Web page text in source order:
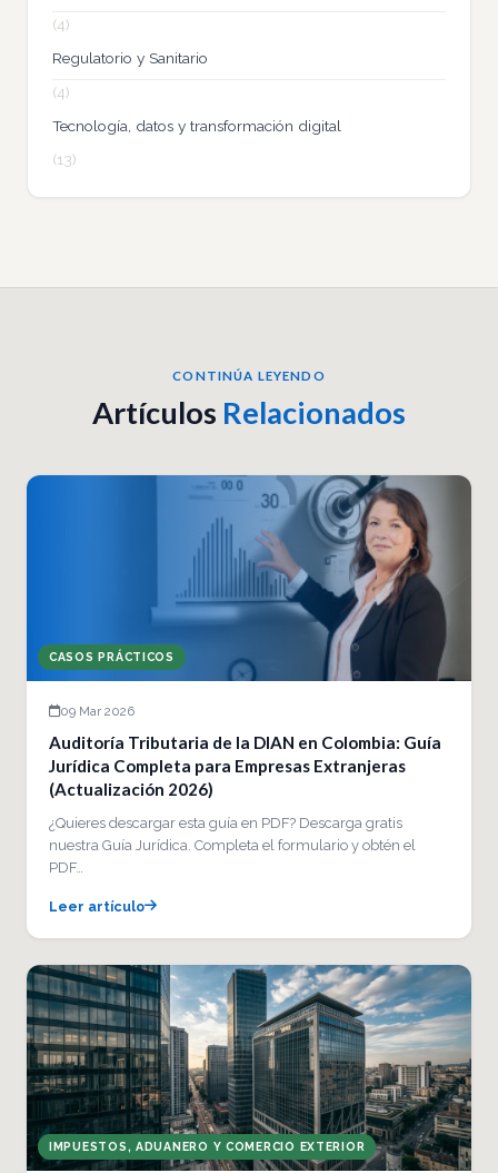
(4)
Regulatorio y Sanitario
(4)
Tecnología, datos y transformación digital
(13)
CONTINÚA LEYENDO
Artículos Relacionados
CASOS PRÁCTICOS
09 Mar 2026
Auditoría Tributaria de la DIAN en Colombia: Guía
Jurídica Completa para Empresas Extranjeras
(Actualización 2026)
¿Quieres descargar esta guía en PDF? Descarga gratis
nuestra Guía Jurídica. Completa el formulario y obtén el
PDF…
Leer artículo
IMPUESTOS, ADUANERO Y COMERCIO EXTERIOR